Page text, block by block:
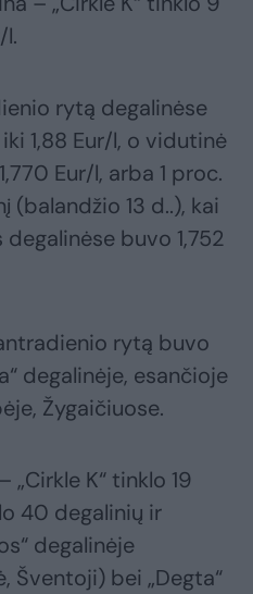
l.
rytą degalinėse
1,88 Eur/l, o vidutinė
Eur/l, arba 1 proc.
13 d..), kai
buvo 1,752
rytą buvo
degalinėje, esančioje
Žygaičiuose.
„Cirkle K“ tinklo 19
40 degalinių ir
degalinėje
Šventoji) bei „Degta“